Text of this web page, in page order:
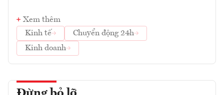
Xem thêm
Kinh tế
Chuyển động 24h
Kinh doanh